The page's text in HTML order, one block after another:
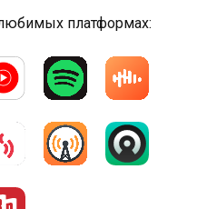
платформах: